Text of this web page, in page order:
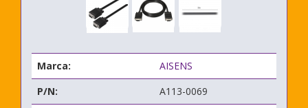
Marca:
AISENS
P/N:
A113-0069